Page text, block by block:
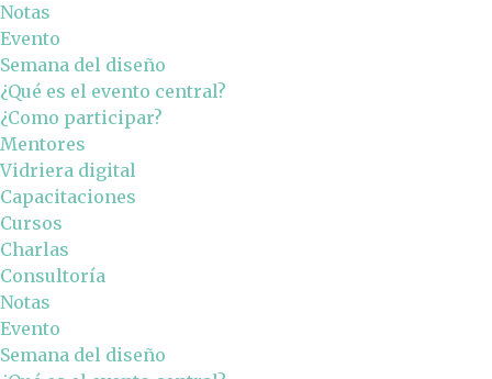
Notas
Evento
Semana del diseño
¿Qué es el evento central?
¿Como participar?
Mentores
Vidriera digital
Capacitaciones
Cursos
Charlas
Consultoría
Notas
Evento
Semana del diseño